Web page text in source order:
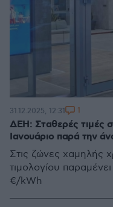
ΔΕΗ: Σταθερές τιμές
Ιανουάριο παρά την
Στις ζώνες χαμηλής
τιμολογίου
€/kWh
31.12.2025, 12:31 1